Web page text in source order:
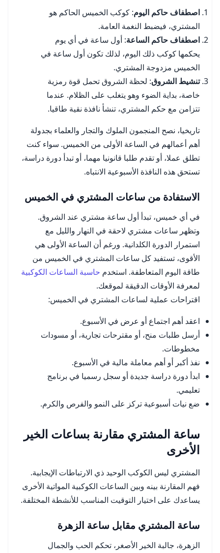
اصطفاف حاكم اليوم: كوكب الخميس الحاكم هو
المشتري، فيضبط النغمة العامة.
اصطفاف حاكم الساعة: أول ساعة في أي يوم
يحكمها كوكب ذلك اليوم، لذلك تكون أول ساعة في
الخميس مزدوجة المشتري.
تنشيط الشروق: لحظة الشروق تحمل قوة رمزية
خاصة، بداية الضوء وهو يتغلب على الظلام. عندما
تتزامن مع حكم المشتري، تنشأ نافذة نقية طاقيا.
تاريخيا، نصح المنجمون الملوك والتجار والعلماء بجدولة
أهم أعمالهم في الساعة الأولى من الخميس. سواء كنت
تطلق عملا، أو تقدم طلبا قانونيا مهما، أو تبدأ دورة دراسة،
تستحق هذه النافذة الأسبوعية الانتباه.
الاستفادة من ساعات المشتري في الخميس
في أي خميس، تبدأ أول ساعة مشتري عند الشروق.
وتظهر ساعات مشتري لاحقة في النهار والليل مع
استمرار الدورة الكلدانية. ورغم أن الساعة الأولى هي
الأقوى، تستفيد كل ساعات المشتري في الخميس من
طاقة اليوم المتعاطفة. استخدم حاسبة الساعات الكوكبية
لمعرفة الأوقات الدقيقة لموقعك.
اقتراحات عملية لساعات المشتري في الخميس:
اعقد أهم اجتماع أو عرض في الأسبوع.
أرسل طلبات منح، أو مقترحات تجارية، أو مسودات
مخطوطات.
نفذ أكبر أو أهم معاملة مالية في الأسبوع.
ابدأ دورة دراسة جديدة أو سجل رسميا في برنامج
تعليمي.
ضع نيات أسبوعية تركز على النمو والفرص والكرم.
ساعة المشتري مقارنة بساعات الخير
الأخرى
المشتري ليس الكوكب الوحيد ذي الارتباطات الإيجابية.
فهم المقارنة بينه وبين الساعات الكوكبية المواتية الأخرى
يساعدك على اختيار التوقيت المناسب للأنشطة المختلفة.
ساعة المشتري مقابل ساعة الزهرة
الزهرة، جالبة الخير الأصغر، تحكم الحب والجمال